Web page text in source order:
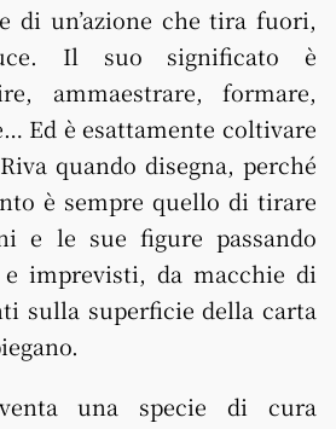
di un’azione che tira fuori,
Il suo significato è
ammaestrare, formare,
Ed è esattamente coltivare
quando disegna, perché
è sempre quello di tirare
e le sue figure passando
imprevisti, da macchie di
sulla superficie della carta
una specie di cura